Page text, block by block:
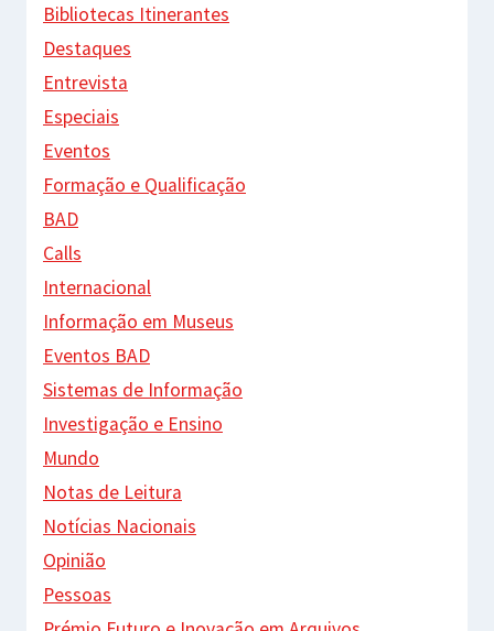
Bibliotecas Itinerantes
Destaques
Entrevista
Especiais
Eventos
Formação e Qualificação
BAD
Calls
Internacional
Informação em Museus
Eventos BAD
Sistemas de Informação
Investigação e Ensino
Mundo
Notas de Leitura
Notícias Nacionais
Opinião
Pessoas